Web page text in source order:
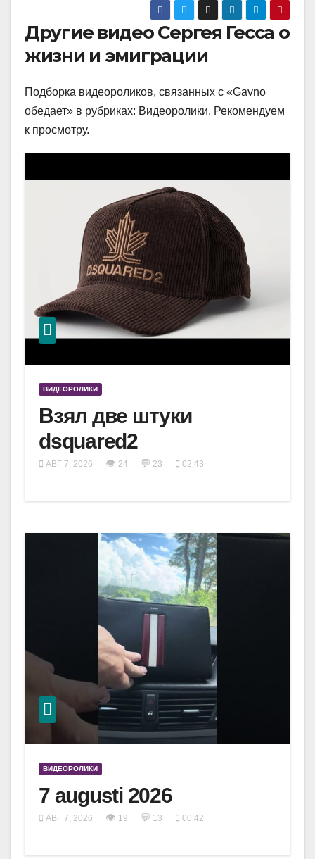
Другие видео Сергея Гесса о
жизни и эмиграции
Подборка видеороликов, связанных с «Gavno
обедает» в рубриках: Видеоролики. Рекомендуем
к просмотру.
ВИДЕОРОЛИКИ
Взял две штуки
dsquared2
АВГ 7, 2026 👁 24 💬 23 02:43
ВИДЕОРОЛИКИ
7 augusti 2026
АВГ 7, 2026 👁 19 💬 13 00:42